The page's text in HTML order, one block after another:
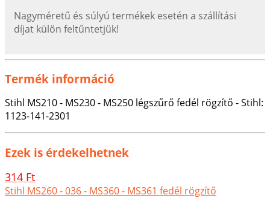
Nagyméretű és súlyú termékek esetén a szállítási
díjat külön feltűntetjük!
Termék információ
Stihl MS210 - MS230 - MS250 légszűrő fedél rögzítő - Stihl:
1123-141-2301
Ezek is érdekelhetnek
314 Ft
Stihl MS260 - 036 - MS360 - MS361 fedél rögzítő